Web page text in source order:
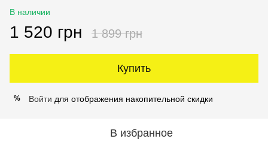
В наличии
1 520 грн 1 899 грн
Купить
% Войти для отображения накопительной скидки
В избранное